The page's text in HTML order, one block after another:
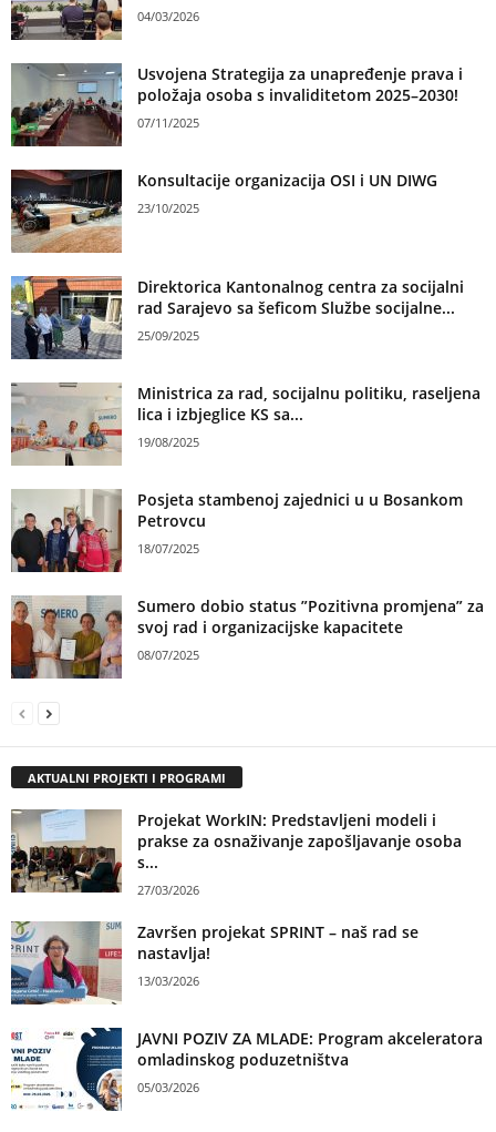
04/03/2026
Usvojena Strategija za unapređenje prava i
položaja osoba s invaliditetom 2025–2030!
07/11/2025
Konsultacije organizacija OSI i UN DIWG
23/10/2025
Direktorica Kantonalnog centra za socijalni
rad Sarajevo sa šeficom Službe socijalne...
25/09/2025
Ministrica za rad, socijalnu politiku, raseljena
lica i izbjeglice KS sa...
19/08/2025
Posjeta stambenoj zajednici u u Bosankom
Petrovcu
18/07/2025
Sumero dobio status ”Pozitivna promjena” za
svoj rad i organizacijske kapacitete
08/07/2025
AKTUALNI PROJEKTI I PROGRAMI
Projekat WorkIN: Predstavljeni modeli i
prakse za osnaživanje zapošljavanje osoba
s...
27/03/2026
Završen projekat SPRINT – naš rad se
nastavlja!
13/03/2026
JAVNI POZIV ZA MLADE: Program akceleratora
omladinskog poduzetništva
05/03/2026